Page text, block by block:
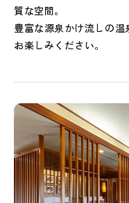
質な空間。
豊富な源泉かけ流しの
お楽しみください。